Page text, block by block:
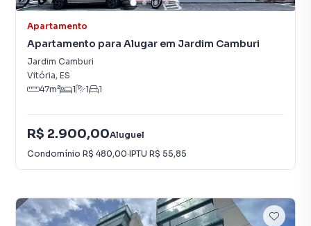
Apartamento
Apartamento para Alugar em Jardim Camburi
Jardim Camburi
Vitória, ES
47m² 1 1 1
R$ 2.900,00Aluguel
Condomínio R$ 480,00·IPTU R$ 55,85